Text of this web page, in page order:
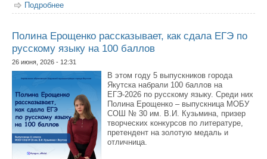
Подробнее
максимальный балл на ОГЭ по химии!
Полина Ерощенко рассказывает, как сдала ЕГЭ по
русскому языку на 100 баллов
26 июня, 2026 - 12:31
В этом году 5 выпускников города
Якутска набрали 100 баллов на
ЕГЭ-2026 по русскому языку. Среди них
Полина Ерощенко – выпускница МОБУ
СОШ № 30 им. В.И. Кузьмина, призер
творческих конкурсов по литературе,
претендент на золотую медаль и
отличница.